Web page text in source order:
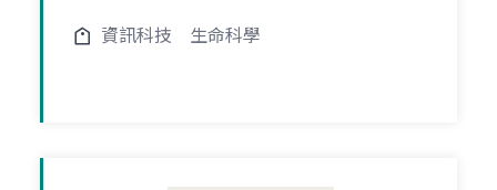
資訊科技 生命科學